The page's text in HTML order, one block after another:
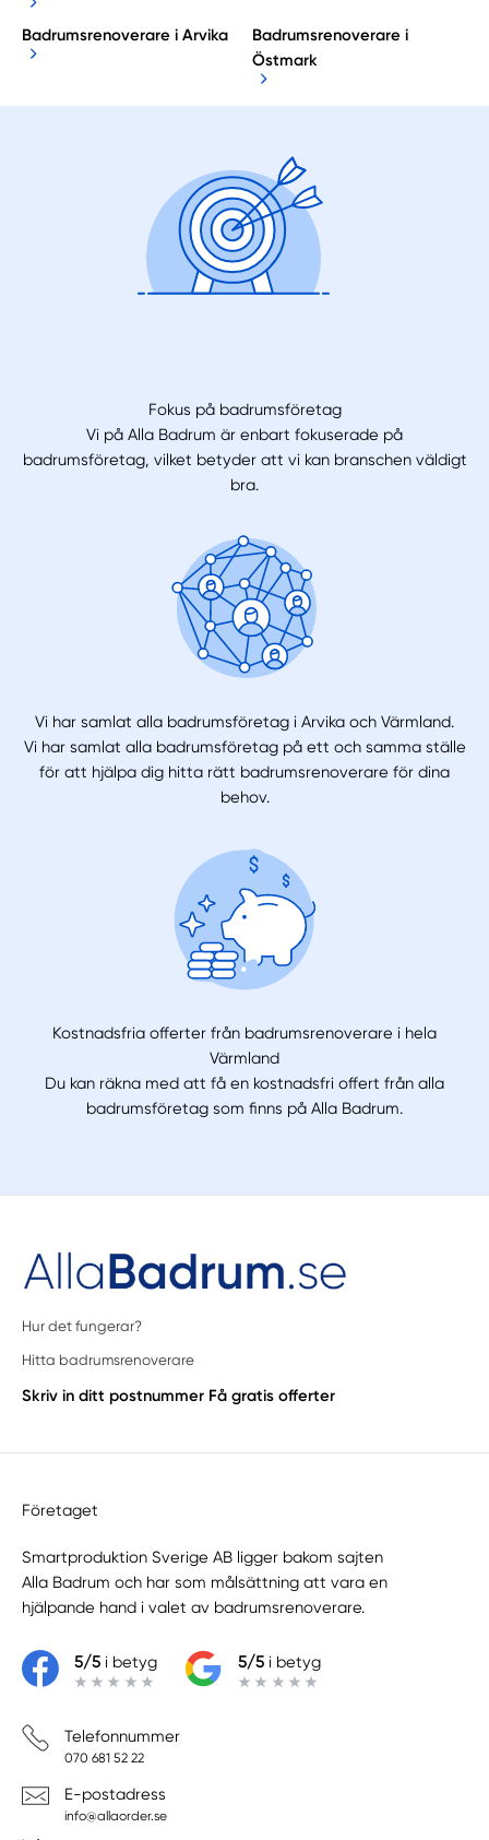
Badrumsrenoverare i Arvika
Badrumsrenoverare i
Östmark
Fokus på badrumsföretag
Vi på Alla Badrum är enbart fokuserade på
badrumsföretag, vilket betyder att vi kan branschen väldigt
bra.
Vi har samlat alla badrumsföretag i Arvika och Värmland.
Vi har samlat alla badrumsföretag på ett och samma ställe
för att hjälpa dig hitta rätt badrumsrenoverare för dina
behov.
Kostnadsfria offerter från badrumsrenoverare i hela
Värmland
Du kan räkna med att få en kostnadsfri offert från alla
badrumsföretag som finns på Alla Badrum.
Hur det fungerar?
Hitta badrumsrenoverare
Skriv in ditt postnummer Få gratis offerter
Företaget
Smartproduktion Sverige AB ligger bakom sajten
Alla Badrum och har som målsättning att vara en
hjälpande hand i valet av badrumsrenoverare.
5/5i betyg 5/5i betyg
Telefonnummer
070 681 52 22
E-postadress
info@allaorder.se